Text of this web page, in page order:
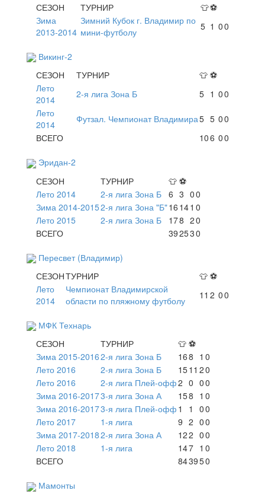
СЕЗОН
ТУРНИР 👕⚽
Зима
2013-2014
Зимний Кубок г. Владимир по
мини-футболу
5 1 00
Викинг-2
СЕЗОН
ТУРНИР 👕 ⚽
Лето
2014
2-я лига Зона Б 5 1 00
Лето
2014
Футзал. Чемпионат Владимира5 5 00
ВСЕГО
106 00
Эридан-2
СЕЗОН
ТУРНИР 👕 ⚽
Лето 2014
2-я лига Зона Б 6 3 00
Зима 2014-20152-я лига Зона "Б"16 141 0
Лето 2015
2-я лига Зона Б 178 20
ВСЕГО
392530
Пересвет (Владимир)
СЕЗОНТУРНИР 👕 ⚽
Лето
2014
Чемпионат Владимирской
области по пляжному футболу
11 2 00
МФК Технарь
СЕЗОН
ТУРНИР 👕 ⚽
Зима 2015-20162-я лига Зона Б 168 1 0
Лето 2016
2-я лига Зона Б 1511 20
Лето 2016
2-я лига Плей-офф2 0 00
Зима 2016-20173-я лига Зона А 158 1 0
Зима 2016-20173-я лига Плей-офф 1 1 00
Лето 2017
1-я лига 9 2 00
Зима 2017-20182-я лига Зона А 122 00
Лето 2018
1-я лига 147 1 0
ВСЕГО
843950
Мамонты